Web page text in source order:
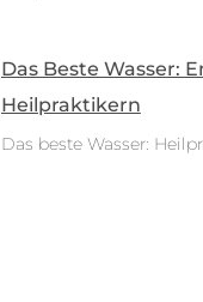
Das Beste Wasser:
Heilpraktikern
Das beste Wasser: